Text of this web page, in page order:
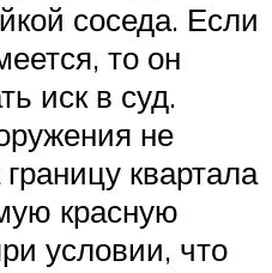
соседа. Если
то он
иск в суд.
не
квартала
красную
условии, что